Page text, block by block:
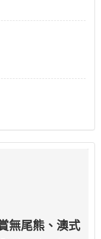
無尾熊、澳式